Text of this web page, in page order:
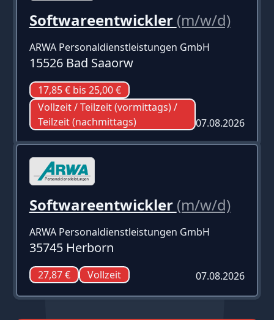
Softwareentwickler (m/w/d)
ARWA Personaldienstleistungen GmbH
15526 Bad Saaorw
17,85 € bis 25,00 €
Vollzeit / Teilzeit (vormittags) /
Teilzeit (nachmittags)
07.08.2026
Softwareentwickler (m/w/d)
ARWA Personaldienstleistungen GmbH
35745 Herborn
27,87 € Vollzeit 07.08.2026